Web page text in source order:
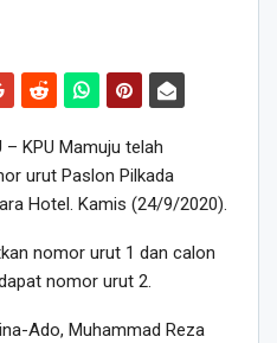
– KPU Mamuju telah
urut Paslon Pilkada
Hotel. Kamis (24/9/2020).
nomor urut 1 dan calon
nomor urut 2.
Ado, Muhammad Reza